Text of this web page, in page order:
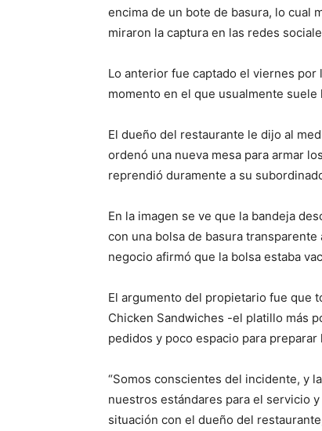
encima de un bote de basura, lo cual
miraron la captura en las redes
Lo anterior fue captado el viernes por
momento en el que usualmente
El dueño del restaurante le dijo al
ordenó una nueva mesa para armar
reprendió duramente a su
En la imagen se ve que la bandeja
con una bolsa de basura
negocio afirmó que la bolsa estaba
El argumento del propietario fue que
Chicken Sandwiches -el platillo más
pedidos y poco espacio para preparar
“Somos conscientes del incidente, y
nuestros estándares para el servicio
situación con el dueño del